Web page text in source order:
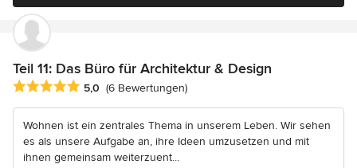
Teil 11: Das Büro für Architektur & Design
Durchschnittliche Bewertung: 5 von 5 Sternen
5,0 (6 Bewertungen)
Wohnen ist ein zentrales Thema in unserem Leben. Wir sehen
es als unsere Aufgabe an, ihre Ideen umzusetzen und mit
ihnen gemeinsam weiterzuent...